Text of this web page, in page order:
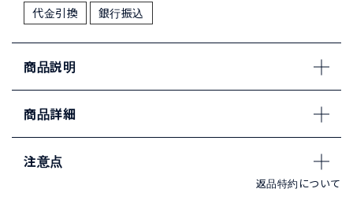
代金引換 銀行振込
商品説明
商品詳細
注意点
返品特約について